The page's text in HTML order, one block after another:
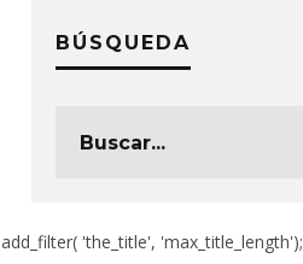
BÚSQUEDA
add_filter( 'the_title', 'max_title_length');